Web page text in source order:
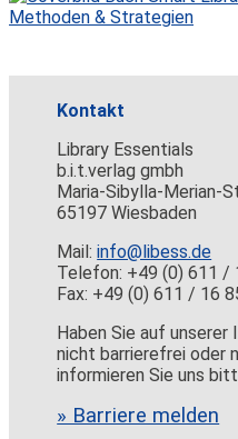
Kontakt
Library Essentials
b.i.t.verlag gmbh
Maria-Sibylla-Merian-
65197 Wiesbaden
Mail:info@libess.de
Telefon: +49 (0) 611 /
Fax: +49 (0) 611 / 16
Haben Sie auf
nicht barrierefrei oder
informieren Sie uns
» Barriere melden